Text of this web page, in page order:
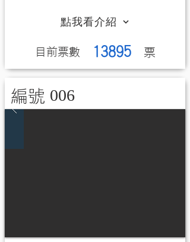
點我看介紹
13895
​目前票數 ​票
編號 006